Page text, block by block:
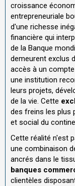
croissance
entrepreneuriale
d'une richesse
financière qui
de la Banque
demeurent exclus
accès à un
une institution
leurs projets,
de la vie. Cette
des freins les plus
et social du
Cette réalité n'est
une combinaison
ancrés dans le
banques
clientèles